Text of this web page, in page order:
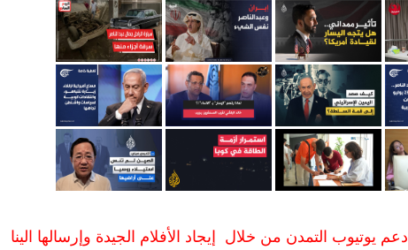
ادعم يوتيوب التمدن من خلال إيجاد الأفلام الجيدة وإرسالها الينا